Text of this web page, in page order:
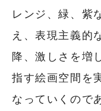
レンジ、緑、紫
え、表現主義的
降、激しさを増
指す絵画空間を
なっていくので